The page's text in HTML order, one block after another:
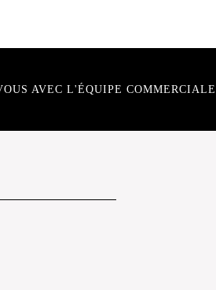
AVEC L'ÉQUIPE COMMERCIALE